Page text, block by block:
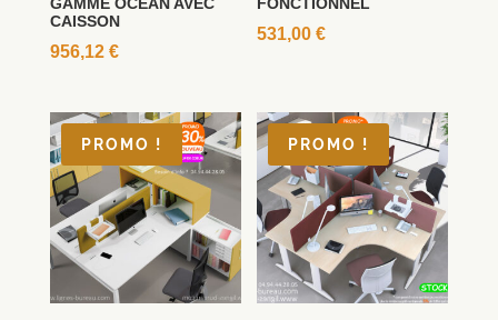
CAISSON
956,12 €
531,00€
PROMO ! PROMO !